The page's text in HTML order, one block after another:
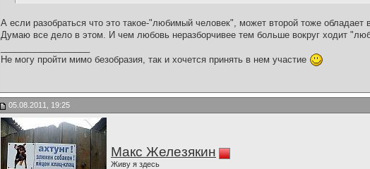
А если разобраться что это такое-"любимый человек", может второй тоже обладает
Думаю все дело в этом. И чем любовь неразборчивее тем больше вокруг ходит
Не могу пройти мимо безобразия, так и хочется принять в нем участие
05.08.2011, 19:25
Макс Железякин
Живу я здесь